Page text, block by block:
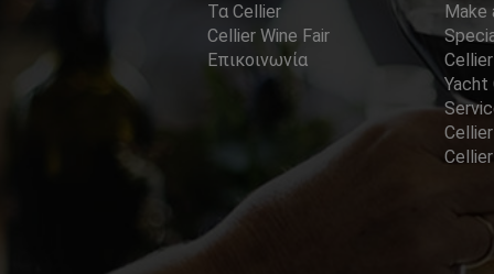
Τα Cellier
Cellier Wine Fair
Επικοινωνία
Make
Cellier
Yacht